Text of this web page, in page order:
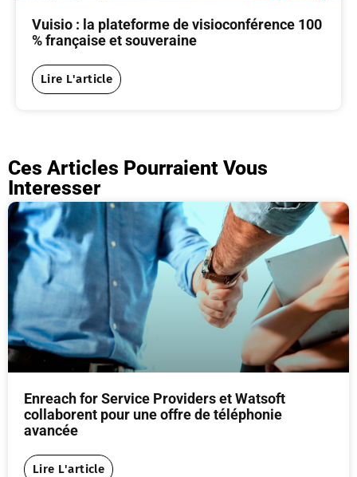
Vuisio : la plateforme de visioconférence 100
% française et souveraine
Lire L'article
Ces Articles Pourraient Vous
Interesser
Enreach for Service Providers et Watsoft
collaborent pour une offre de téléphonie
avancée
Lire L'article